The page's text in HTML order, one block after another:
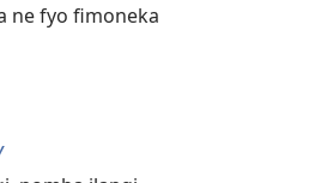
ne fyo fimoneka